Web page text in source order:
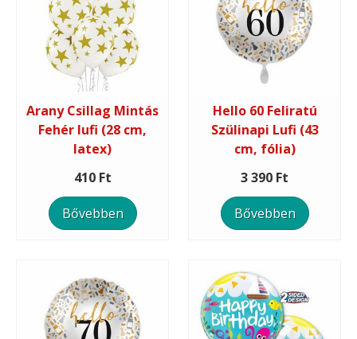
Arany Csillag Mintás
Fehér lufi (28 cm,
latex)
410 Ft
Bővebben
Hello 60 Feliratú
Szülinapi Lufi (43
cm, fólia)
3 390 Ft
Bővebben